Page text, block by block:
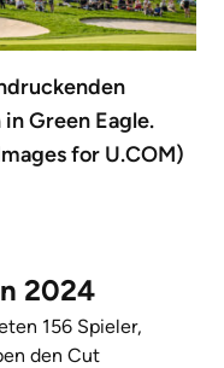
Green Eagle.
for U.COM)
2024
156 Spieler,
den Cut